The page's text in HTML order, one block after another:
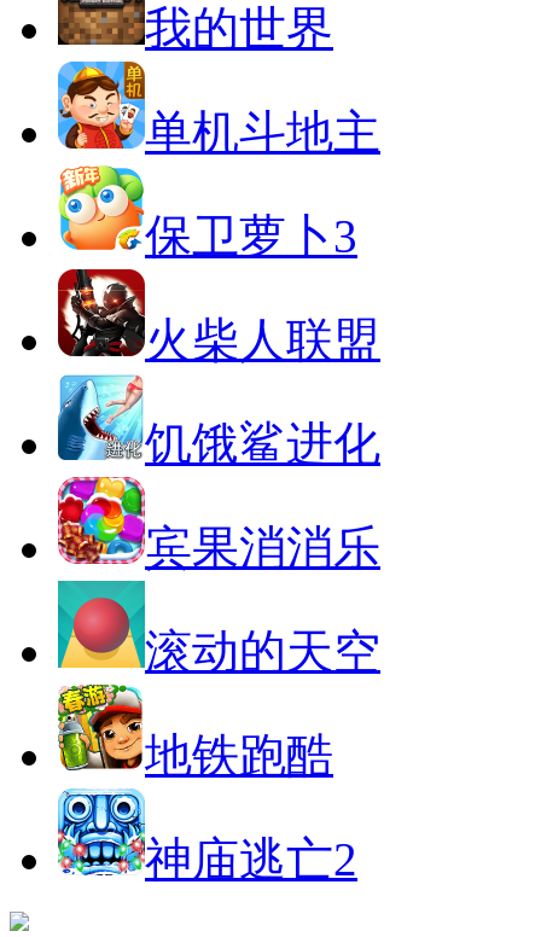
我的世界
单机斗地主
保卫萝卜3
火柴人联盟
饥饿鲨进化
宾果消消乐
滚动的天空
地铁跑酷
神庙逃亡2